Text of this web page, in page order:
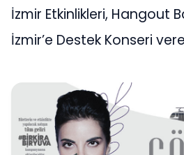
İzmir Etkinlikleri, Hangout
İzmir’e Destek Konseri